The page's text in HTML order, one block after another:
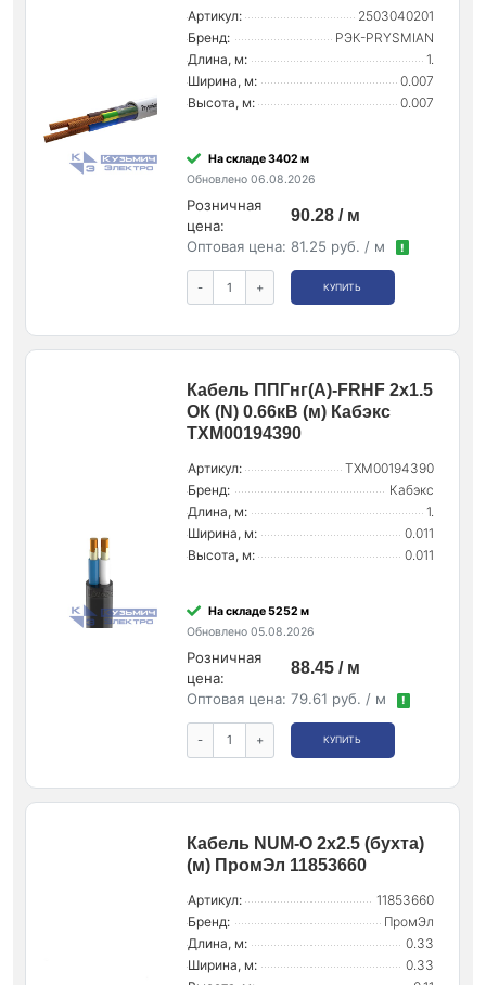
Артикул:
2503040201
Бренд:
РЭК-PRYSMIAN
Длина, м:
1.
Ширина, м:
0.007
Высота, м:
0.007
На складе 3402 м
Обновлено 06.08.2026
Розничная
цена:
90.28 / м
Оптовая цена: 81.25 руб. / м !
- + КУПИТЬ
Кабель ППГнг(А)-FRHF 2х1.5
ОК (N) 0.66кВ (м) Кабэкс
ТХМ00194390
Артикул:
ТХМ00194390
Бренд:
Кабэкс
Длина, м:
1.
Ширина, м:
0.011
Высота, м:
0.011
На складе 5252 м
Обновлено 05.08.2026
Розничная
цена:
88.45 / м
Оптовая цена: 79.61 руб. / м !
- + КУПИТЬ
Кабель NUM-O 2х2.5 (бухта)
(м) ПромЭл 11853660
Артикул:
11853660
Бренд:
ПромЭл
Длина, м:
0.33
Ширина, м:
0.33